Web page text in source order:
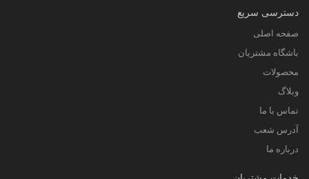
دسترسی سریع
صفحه اصلی
باشگاه مشتریان
محصولات
وبلاگ
تماس با ما
آدرس شعب
درباره ما